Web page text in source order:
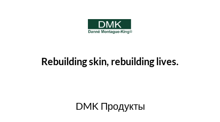
Rebuilding skin, rebuilding lives.
DMK Продукты